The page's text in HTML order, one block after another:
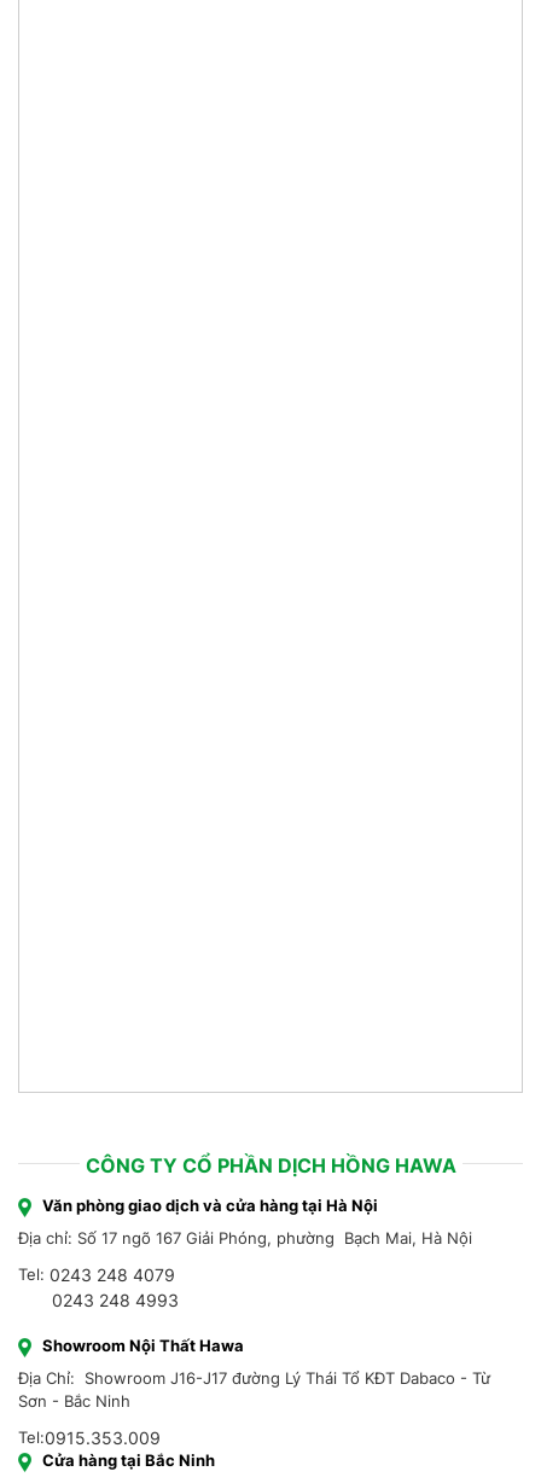
CÔNG TY CỔ PHẦN DỊCH HỒNG HAWA
Văn phòng giao dịch và cửa hàng tại Hà Nội
Địa chỉ: Số 17 ngõ 167 Giải Phóng, phường Bạch Mai, Hà Nội
Tel: 0243 248 4079
0243 248 4993
Showroom Nội Thất Hawa
Địa Chỉ: Showroom J16-J17 đường Lý Thái Tổ KĐT Dabaco - Từ
Sơn - Bắc Ninh
Tel:0915.353.009
Cửa hàng tại Bắc Ninh